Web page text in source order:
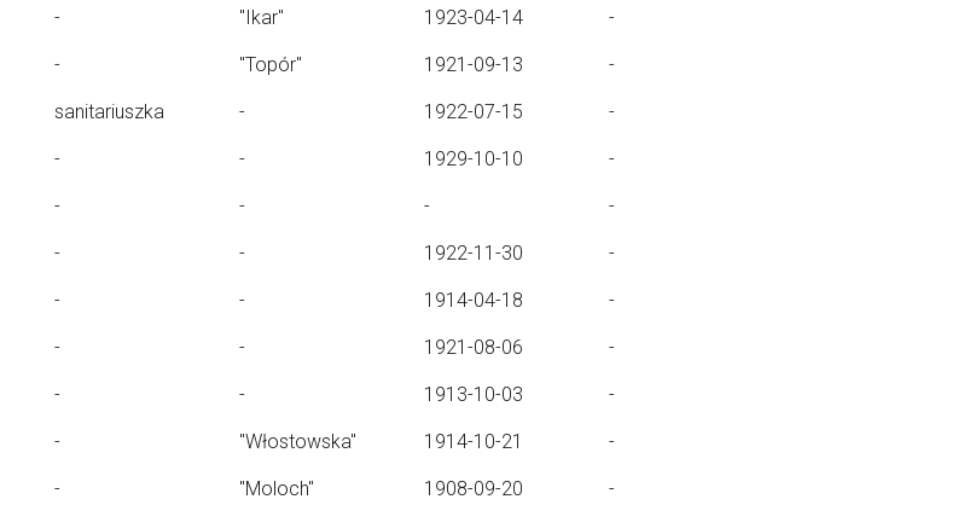
- "Ikar" 1923-04-14 -
- "Topór" 1921-09-13 -
sanitariuszka - 1922-07-15 -
- - 1929-10-10 -
- - - -
- - 1922-11-30 -
- - 1914-04-18 -
- - 1921-08-06 -
- - 1913-10-03 -
- "Włostowska" 1914-10-21 -
- "Moloch" 1908-09-20 -